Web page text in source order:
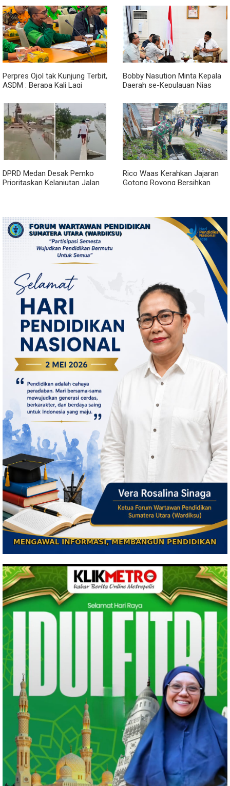
2026
Ketergantungan Gadget
Perpres Ojol tak Kunjung Terbit,
ASDM : Berapa Kali Lagi
Janji?
Bobby Nasution Minta Kepala
Daerah se-Kepulauan Nias
DPRD Medan Desak Pemko
Prioritaskan Kelanjutan Jalan
Rico Waas Kerahkan Jajaran
Gotong Royong Bersihkan